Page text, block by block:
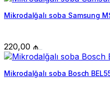
Mikrodalğalı soba Samsung
220,00 ₼
Mikrodalğalı soba Bosch